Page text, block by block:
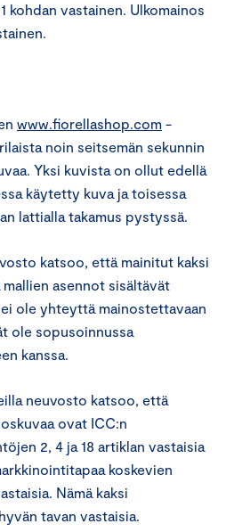
kohdan vastainen. Ulkomainos
www.fiorellashop.com -
noin seitsemän sekunnin
Yksi kuvista on ollut edellä
käytetty kuva ja toisessa
lattialla takamus pystyssä.
katsoo, että mainitut kaksi
asennot sisältävät
ole yhteyttä mainostettavaan
ole sopusoinnussa
kanssa.
neuvosto katsoo, että
ovat ICC:n
2, 4 ja 18 artiklan vastaisia
koskevien
Nämä kaksi
tavan vastaisia.